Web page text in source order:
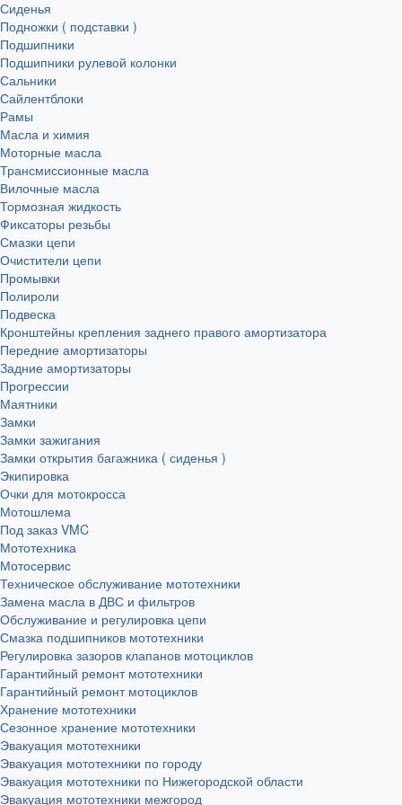
Сиденья
Подножки ( подставки )
Подшипники
Подшипники рулевой колонки
Сальники
Сайлентблоки
Рамы
Масла и химия
Моторные масла
Трансмиссионные масла
Вилочные масла
Тормозная жидкость
Фиксаторы резьбы
Смазки цепи
Очистители цепи
Промывки
Полироли
Подвеска
Кронштейны крепления заднего правого амортизатора
Передние амортизаторы
Задние амортизаторы
Прогрессии
Маятники
Замки
Замки зажигания
Замки открытия багажника ( сиденья )
Экипировка
Очки для мотокросса
Мотошлема
Под заказ VMC
Мототехника
Мотосервис
Техническое обслуживание мототехники
Замена масла в ДВС и фильтров
Обслуживание и регулировка цепи
Смазка подшипников мототехники
Регулировка зазоров клапанов мотоциклов
Гарантийный ремонт мототехники
Гарантийный ремонт мотоциклов
Хранение мототехники
Сезонное хранение мототехники
Эвакуация мототехники
Эвакуация мототехники по городу
Эвакуация мототехники по Нижегородской области
Эвакуация мототехники межгород